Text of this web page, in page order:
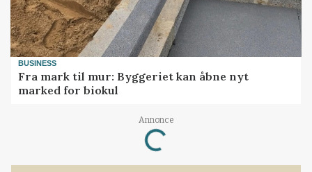
BUSINESS
Fra mark til mur: Byggeriet kan åbne nyt
marked for biokul
Annonce
Loading...